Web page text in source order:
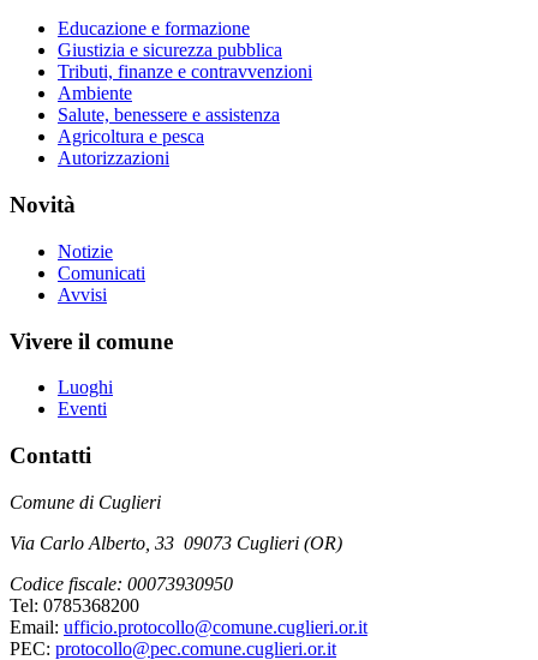
Educazione e formazione
Giustizia e sicurezza pubblica
Tributi, finanze e contravvenzioni
Ambiente
Salute, benessere e assistenza
Agricoltura e pesca
Autorizzazioni
Novità
Notizie
Comunicati
Avvisi
Vivere il comune
Luoghi
Eventi
Contatti
Comune di Cuglieri
Via Carlo Alberto, 33 09073 Cuglieri (OR)
Codice fiscale: 00073930950
Tel: 0785368200
Email: ufficio.protocollo@comune.cuglieri.or.it
PEC: protocollo@pec.comune.cuglieri.or.it